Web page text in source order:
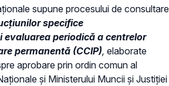
supune procesului de consultare
specifice
evaluarea periodică a centrelor
permanentă (CCIP), elaborate
aprobare prin ordin comun al
și Ministerului Muncii și Justiției